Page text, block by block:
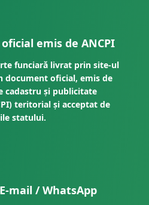
emis de ANCPI
funciară livrat prin site-ul
document oficial, emis de
cadastru și publicitate
teritorial și acceptat de
statului.
mail / WhatsApp